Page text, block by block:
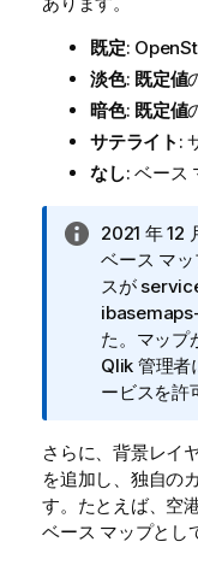
既定:
淡色: 既定値
暗色: 既定値
サテライト :
なし: ベース
情
報
メ
モ
2021 年 12
ベース マ
スが
た。マップ
Qlik 管理者
ービスを許
さらに、背景レイ
を追加し、独自の
す。たとえば、空
ベース マップとし